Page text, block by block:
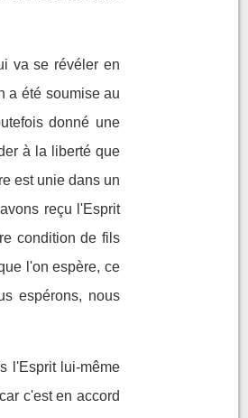
va se révéler en
a été soumise au
donné une
à la liberté que
est unie dans un
reçu l'Esprit
condition de fils
l'on espère, ce
espérons, nous
l'Esprit lui-même
c'est en accord